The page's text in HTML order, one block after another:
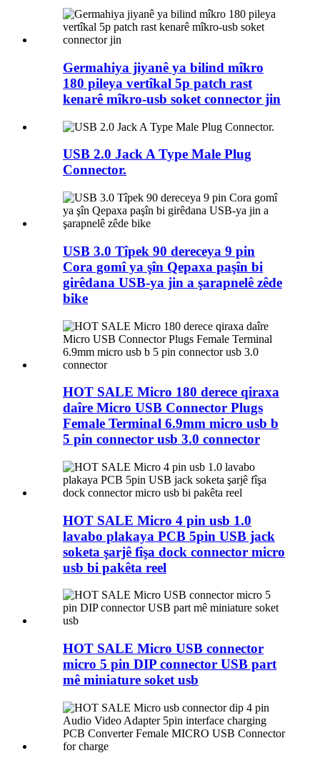
Germahiya jiyanê ya bilind mîkro
180 pileya vertîkal 5p patch rast
kenarê mîkro-usb soket connector jin
USB 2.0 Jack A Type Male Plug
Connector.
USB 3.0 Tîpek 90 dereceya 9 pin
Cora gomî ya şîn Qepaxa paşîn bi
girêdana USB-ya jin a şarapnelê zêde
bike
HOT SALE Micro 180 derece qiraxa
daîre Micro USB Connector Plugs
Female Terminal 6.9mm micro usb b
5 pin connector usb 3.0 connector
HOT SALE Micro 4 pin usb 1.0
lavabo plakaya PCB 5pin USB jack
soketa şarjê fîşa dock connector micro
usb bi pakêta reel
HOT SALE Micro USB connector
micro 5 pin DIP connector USB part
mê miniature soket usb